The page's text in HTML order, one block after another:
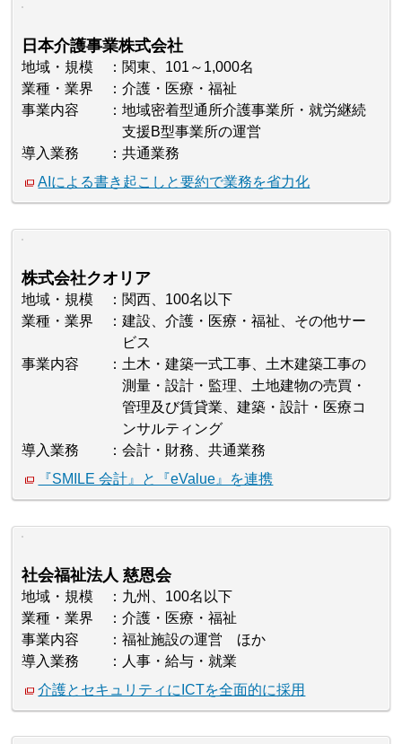
日本介護事業株式会社
地域・規模
関東、101～1,000名
業種・業界
介護・医療・福祉
事業内容
地域密着型通所介護事業所・就労継続
支援B型事業所の運営
導入業務
共通業務
AIによる書き起こしと要約で業務を省力化
株式会社クオリア
地域・規模
関西、100名以下
業種・業界
建設、介護・医療・福祉、その他サー
ビス
事業内容
土木・建築一式工事、土木建築工事の
測量・設計・監理、土地建物の売買・
管理及び賃貸業、建築・設計・医療コ
ンサルティング
導入業務
会計・財務、共通業務
『SMILE 会計』と『eValue』を連携
社会福祉法人 慈恩会
地域・規模
九州、100名以下
業種・業界
介護・医療・福祉
事業内容
福祉施設の運営 ほか
導入業務
人事・給与・就業
介護とセキュリティにICTを全面的に採用